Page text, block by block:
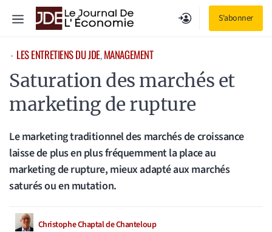
S'abonner
Menu
⋅ LES ENTRETIENS DU JDE, MANAGEMENT
Saturation des marchés et
marketing de rupture
Le marketing traditionnel des marchés de croissance
laisse de plus en plus fréquemment la place au
marketing de rupture, mieux adapté aux marchés
saturés ou en mutation.
Christophe Chaptal de Chanteloup